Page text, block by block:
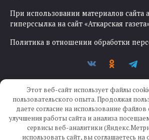
При использовании материалов сайта
гиперссылка на сайт «Аткарская
Политика в отношении обработки
Создание сайта —
Этот веб-сайт использует файлы
пользовательского опыта. Продолжая
даете согласие на использование файлов
улучшения работы сайта и анализа
сервисы веб-аналитики
использовать сайт, вы соглашаетесь